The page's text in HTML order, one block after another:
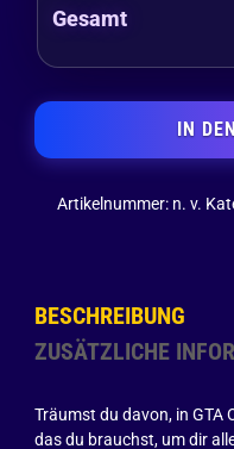
Gesamt
IN
Artikelnummer: n. v.
BESCHREIBUNG
ZUSÄTZLICHE
Träumst du davon, in GTA
das du brauchst, um dir